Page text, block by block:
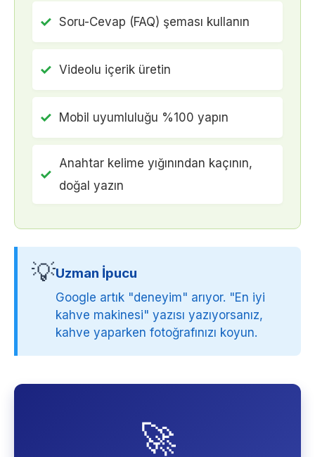
✓ Soru-Cevap (FAQ) şeması kullanın
✓ Videolu içerik üretin
✓ Mobil uyumluluğu %100 yapın
✓
Anahtar kelime yığınından kaçının,
doğal yazın
💡Uzman İpucu
Google artık "deneyim" arıyor. "En iyi
kahve makinesi" yazısı yazıyorsanız,
kahve yaparken fotoğrafınızı koyun.
🚀